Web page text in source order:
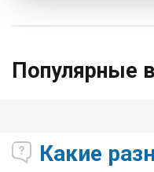
Популярные
Какие